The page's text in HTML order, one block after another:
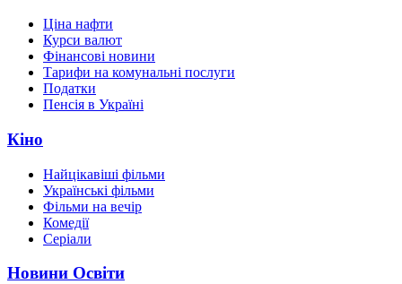
Ціна нафти
Курси валют
Фінансові новини
Тарифи на комунальні послуги
Податки
Пенсія в Україні
Кіно
Найцікавіші фільми
Українські фільми
Фільми на вечір
Комедії
Серіали
Новини Освіти